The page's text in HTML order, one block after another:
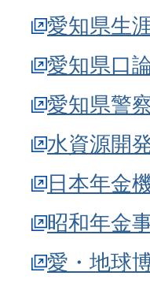
愛知県生
愛知県口
愛知県警
水資源開
日本年金
昭和年金
愛・地球